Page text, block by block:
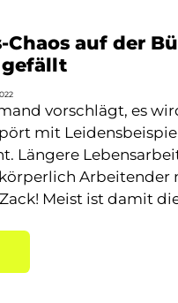
auf der
gefällt
vorschlägt, es
mit
Längere
körperlich Arbeitender
Meist ist damit